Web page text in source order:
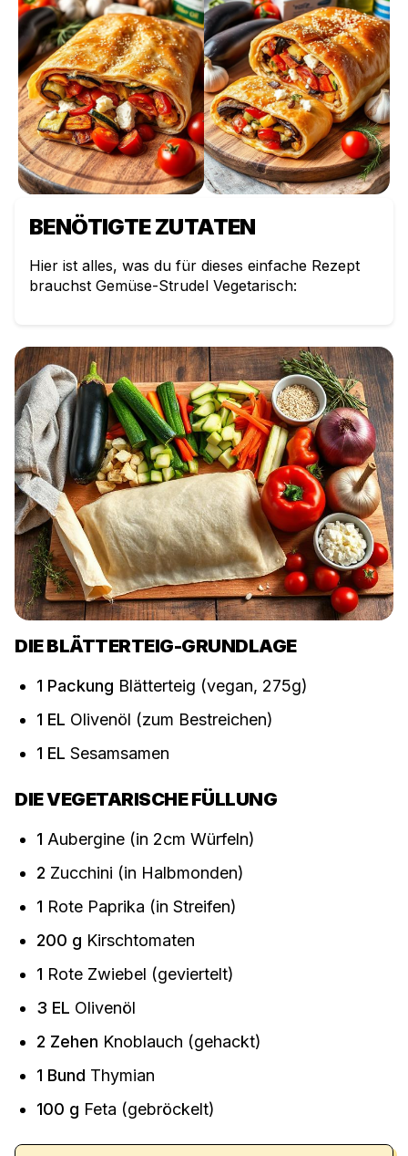
BENÖTIGTE ZUTATEN
Hier ist alles, was du für dieses einfache Rezept
brauchst Gemüse-Strudel Vegetarisch:
DIE BLÄTTERTEIG-GRUNDLAGE
1 Packung Blätterteig (vegan, 275g)
1 EL Olivenöl (zum Bestreichen)
1 EL Sesamsamen
DIE VEGETARISCHE FÜLLUNG
1 Aubergine (in 2cm Würfeln)
2 Zucchini (in Halbmonden)
1 Rote Paprika (in Streifen)
200 g Kirschtomaten
1 Rote Zwiebel (geviertelt)
3 EL Olivenöl
2 Zehen Knoblauch (gehackt)
1 Bund Thymian
100 g Feta (gebröckelt)